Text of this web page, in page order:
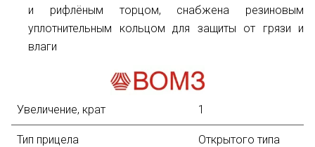
и рифлёным торцом, снабжена резиновым
уплотнительным кольцом для защиты от грязи и
влаги
Увеличение, крат 1
Тип прицела Открытого типа